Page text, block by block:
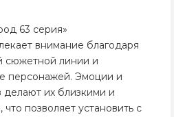
63 серия»
внимание благодаря
сюжетной линии и
персонажей. Эмоции и
их близкими и
позволяет установить с